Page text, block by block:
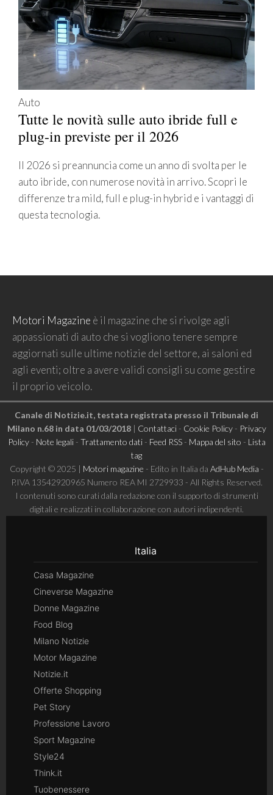
Auto
Tutte le novità sulle auto ibride full e
plug-in previste per il 2026
Il 2026 si preannuncia come un anno di svolta per le
auto ibride, con numerose novità in arrivo. Scopri le
differenze tra mild, full e plug-in hybrid e i vantaggi di
questa tecnologia.
Motori Magazine è il magazine che si rivolge agli
appassionati di auto che si vogliono tenere sempre
aggiornati sulle ultime notizie del settore, ai saloni ed
agli eventi; oltre a avere validi consigli su come gestire
il proprio veicolo.
Canale di Notizie.it, testata registrata presso il Tribunale di
Milano n.68 in data 01/03/2018| Contattaci- Cookie Policy- Privacy
Policy- Note legali- Trattamento dati- Feed RSS- Mappa del sito - Lista
tag
Copyright © 2025 | Motori magazine - Edito in Italia da AdHub Media -
P.IVA 13542920965 Numero REA MI 2729933 - All Rights Reserved.
I contenuti sono curati dalla redazione con il supporto di strumenti
digitali e realizzati in collaborazione con autori indipendenti.
Italia
Casa Magazine
Cineverse Magazine
Donne Magazine
Food Blog
Milano Notizie
Motor Magazine
Notizie.it
Offerte Shopping
Pet Story
Professione Lavoro
Sport Magazine
Style24
Think.it
Tuobenessere